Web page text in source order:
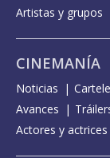
Artistas y grupos
CINEMANÍA
Noticias
Avances
Actores y actrices